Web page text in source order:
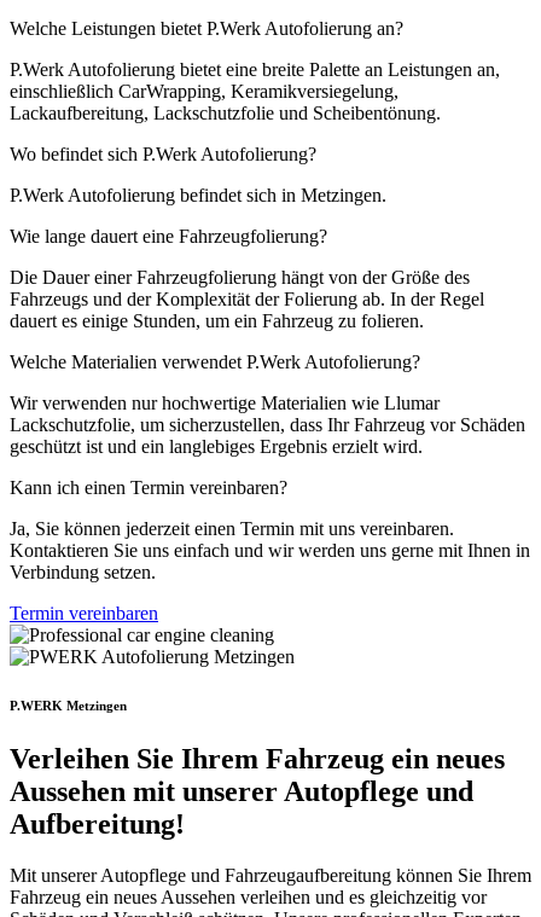
Welche Leistungen bietet P.Werk Autofolierung an?
P.Werk Autofolierung bietet eine breite Palette an Leistungen an,
einschließlich CarWrapping, Keramikversiegelung,
Lackaufbereitung, Lackschutzfolie und Scheibentönung.
Wo befindet sich P.Werk Autofolierung?
P.Werk Autofolierung befindet sich in Metzingen.
Wie lange dauert eine Fahrzeugfolierung?
Die DauereinerFahrzeugfolierung hängt von derGröße des
Fahrzeugs und derKomplexität derFolierung ab. In derRegel
dauert es einige Stunden, um ein Fahrzeug zu folieren.
Welche Materialien verwendet P.Werk Autofolierung?
Wirverwenden nurhochwertige Materialien wie Llumar
Lackschutzfolie, um sicherzustellen, dass IhrFahrzeug vorSchäden
geschützt ist und ein langlebiges Ergebnis erzielt wird.
Kann ich einen Termin vereinbaren?
Ja, Sie können jederzeit einen Termin mit uns vereinbaren.
Kontaktieren Sie uns einfach und wirwerden uns gerne mit Ihnen in
Verbindung setzen.
Termin vereinbaren
P.WERK Metzingen
Verleihen Sie Ihrem Fahrzeug ein neues
Aussehen mit unserer Autopflege und
Aufbereitung!
Mit unsererAutopflege und Fahrzeugaufbereitung können Sie Ihrem
Fahrzeug ein neues Aussehen verleihen und es gleichzeitig vor